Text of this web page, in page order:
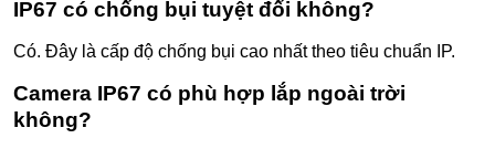
IP67 có chống bụi tuyệt đối không?
Có. Đây là cấp độ chống bụi cao nhất theo tiêu chuẩn IP.
Camera IP67 có phù hợp lắp ngoài trời
không?